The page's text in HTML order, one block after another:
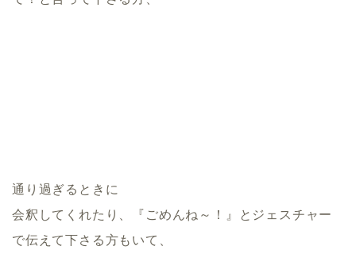
通り過ぎるときに
会釈してくれたり、『ごめんね～！』とジェスチャー
で伝えて下さる方もいて、